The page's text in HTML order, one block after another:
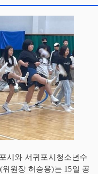
시와 서귀포시청소년수
원장 허승용)는 15일 공